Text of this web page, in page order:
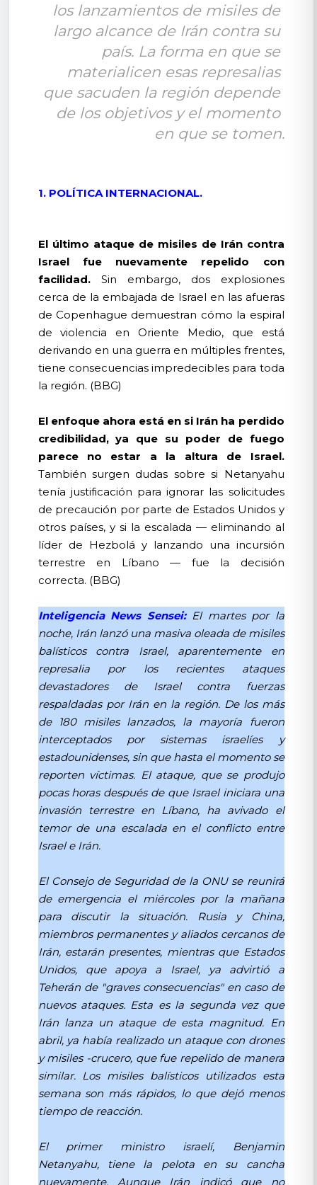
los lanzamientos de misiles de
largo alcance de Irán contra su
país. La forma en que se
materialicen esas represalias
que sacuden la región depende
de los objetivos y el momento
en que se tomen.
1. POLÍTICA INTERNACIONAL.
El último ataque de misiles de Irán contra
Israel fue nuevamente repelido con
facilidad.Sin embargo, dos explosiones
cerca de la embajada de Israel en las afueras
de Copenhague demuestran cómo la espiral
de violencia en Oriente Medio, que está
derivando en una guerra en múltiples frentes,
tiene consecuencias impredecibles para toda
la región. (BBG)
El enfoque ahora está en si Irán ha perdido
credibilidad, ya que su poder de fuego
parece no estar a la altura de Israel.
También surgen dudas sobre si Netanyahu
tenía justificación para ignorar las solicitudes
de precaución por parte de Estados Unidos y
otros países, y si la escalada — eliminando al
líder de Hezbolá y lanzando una incursión
terrestre en Líbano — fue la decisión
correcta. (BBG)
Inteligencia News Sensei:El martes por la
noche, Irán lanzó una masiva oleada de misiles
balísticos contra Israel, aparentemente en
represalia por los recientes ataques
devastadores de Israel contra fuerzas
respaldadas por Irán en la región. De los más
de 180 misiles lanzados, la mayoría fueron
interceptados por sistemas israelíes y
estadounidenses, sin que hasta el momento se
reporten víctimas. El ataque, que se produjo
pocas horas después de que Israel iniciara una
invasión terrestre en Líbano, ha avivado el
temor de una escalada en el conflicto entre
Israel e Irán.
El Consejo de Seguridad de la ONU se reunirá
de emergencia el miércoles por la mañana
para discutir la situación. Rusia y China,
miembros permanentes y aliados cercanos de
Irán, estarán presentes, mientras que Estados
Unidos, que apoya a Israel, ya advirtió a
Teherán de "graves consecuencias" en caso de
nuevos ataques. Esta es la segunda vez que
Irán lanza un ataque de esta magnitud. En
abril, ya había realizado un ataque con drones
y misiles -crucero, que fue repelido de manera
similar. Los misiles balísticos utilizados esta
semana son más rápidos, lo que dejó menos
tiempo de reacción.
El primer ministro israelí, Benjamin
Netanyahu, tiene la pelota en su cancha
nuevamente. Aunque Irán indicó que no